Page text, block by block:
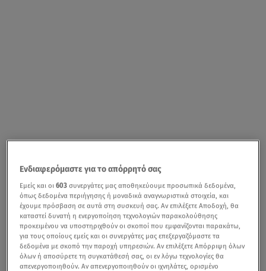
Ενδιαφερόμαστε για το απόρρητό σας
Εμείς και οι603 συνεργάτες μας αποθηκεύουμε προσωπικά δεδομένα,
όπως δεδομένα περιήγησης ή μοναδικά αναγνωριστικά στοιχεία, και
έχουμε πρόσβαση σε αυτά στη συσκευή σας. Αν επιλέξετε Αποδοχή, θα
καταστεί δυνατή η ενεργοποίηση τεχνολογιών παρακολούθησης
προκειμένου να υποστηριχθούν οι σκοποί που εμφανίζονται παρακάτω,
για τους οποίους εμείς και οι συνεργάτες μας επεξεργαζόμαστε τα
δεδομένα με σκοπό την παροχή υπηρεσιών. Αν επιλέξετε Απόρριψη όλων
όλων ή αποσύρετε τη συγκατάθεσή σας, οι εν λόγω τεχνολογίες θα
απενεργοποιηθούν. Αν απενεργοποιηθούν οι ιχνηλάτες, ορισμένο